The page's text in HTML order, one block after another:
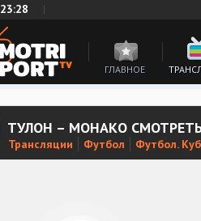
23:28
ГЛАВНОЕ
ТУЛОН – МОНАКО
Трансляции Футбол Футбол.